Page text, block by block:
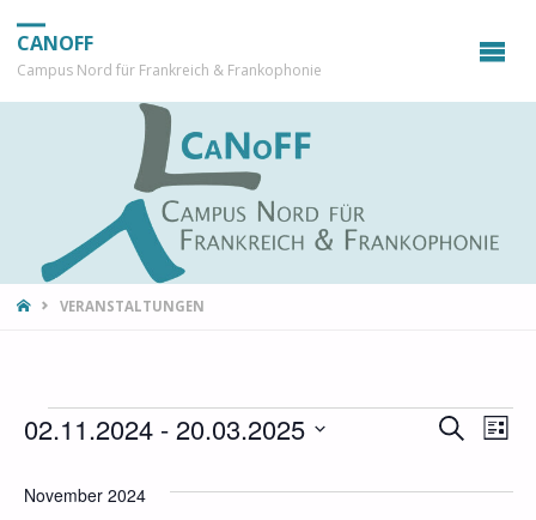
CANOFF
Campus Nord für Frankreich & Frankophonie
STARTVERANSTALTUNGEN
Veranstaltungen
Suche
SUCHELISTE
02.11.2024 - 20.03.2025
wählen.
November 2024